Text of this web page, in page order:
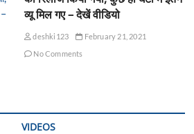
व्यू मिल गए – देखें वीडियो
deshki123
February 21, 2021
No Comments
VIDEOS